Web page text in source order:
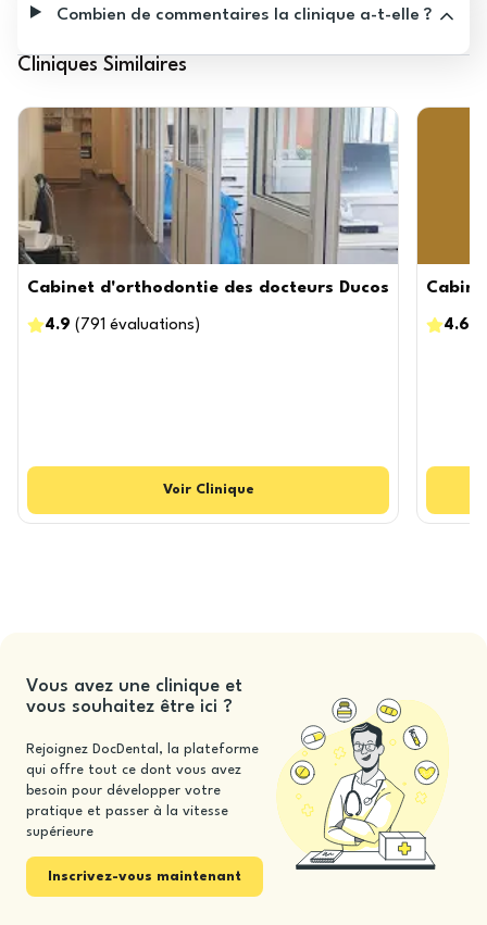
Combien de commentaires la clinique a-t-elle ?
Cliniques Similaires
Cabinet d'orthodontie des docteurs Ducos
4.9 ( 791 évaluations )
Voir Clinique
4.6
Vous avez une clinique et
vous souhaitez être ici ?
Rejoignez DocDental, la plateforme
qui offre tout ce dont vous avez
besoin pour développer votre
pratique et passer à la vitesse
supérieure
Inscrivez-vous maintenant